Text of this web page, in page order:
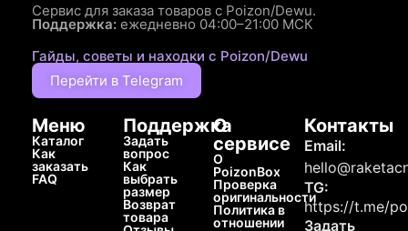
Сервис для заказа товаров с Poizon/Dewu.
Поддержка: ежедневно 04:00–21:00 МСК
Гайды, советы и находки с Poizon/Dewu
Перейти в Telegram
Меню
Каталог
Как
заказать
FAQ
Поддержка
Задать
вопрос
Как
выбрать
размер
Возврат
товара
О
сервисе
О
PoizonBox
Проверка
оригинальности
Политика в
отношении
Контакты
Email:
TG:
https://t.me/
Задать